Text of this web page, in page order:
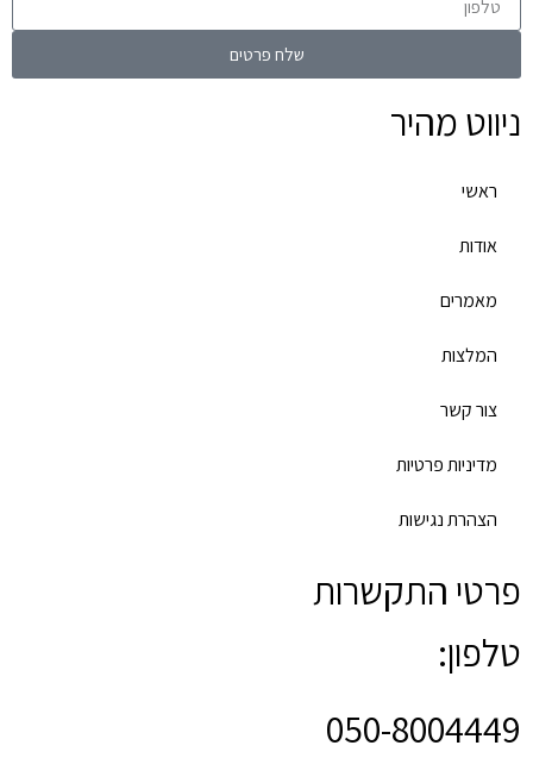
שלח פרטים
ניווט מהיר
ראשי
אודות
מאמרים
המלצות
צור קשר
מדיניות פרטיות
הצהרת נגישות
פרטי התקשרות
טלפון:
050-8004449